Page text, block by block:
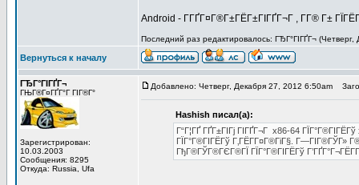
Android - Г­ГҐГ¤Г®Г±ГЁГ±ГІГҐГ¬Г , Г­Г® Г±
Последний раз редактировалось: ГЂГ°ГІГҐГ¬
Вернуться к началу
ГЂГ°ГІГҐГ¬
ГЊГ®Г¤ГҐГ°Г ГІГ®Г°
Зарегистрирован:
10.03.2003
Сообщения: 8295
Откуда: Russia, Ufa
Добавлено: Четверг, Декабря 27, 2012 6:50am
Hashish писал(а):
Г“Г¦ГҐ ГҐГ±ГІГј ГІГҐГ¬Г x86-64
ГЇГ°Г®ГІГЁГў Г‚ГЁГ­Г¤Г®ГіГ§. Г—ГІГ®ГЎГ»
ГђГ®ГЎГ®ГЄГ®ГЇ ГЇГ°Г®ГІГЁГў